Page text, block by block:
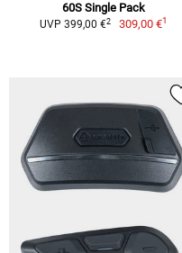
60S Single Pack
UVP 399,00 €2 309,00 €1